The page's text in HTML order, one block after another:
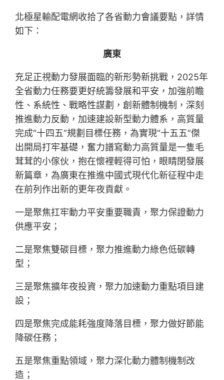
北極星輸配電網收拾了各省動力會議要點，詳情
如下：
廣東
充足正視動力發展面臨的新形勢新挑戰，2025年
全省動力任務要更好統籌發展和平安，加強前瞻
性、系統性、戰略性謀劃，創新體制機制，深刻
推進動力反動，加速建設新型動力體系，高質量
完成“十四五”規劃目標任務，為實現“十五五”傑
出開局打牢基礎，奮力譜寫動力高質量是一隻毛
茸茸的小傢伙，抱在懷裡輕得可怕，眼睛閉發展
新篇章，為廣東在推進中國式現代化新征程中走
在前列作出新的更年夜貢獻。
一是聚焦扛牢動力平安重要職責，聚力保證動力
供應平安；
二是聚焦雙碳目標，聚力推進動力綠色低碳轉
型；
三是聚焦擴年夜投資，聚力加速動力重點項目建
設；
四是聚焦完成能耗強度降落目標，聚力做好節能
降碳任務；
五是聚焦重點領域，聚力深化動力體制機制改
造；